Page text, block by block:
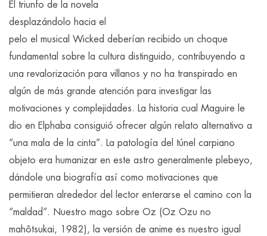
El triunfo de la novela
desplazándolo hacia el
pelo el musical Wicked deberían recibido un choque
fundamental sobre la cultura distinguido, contribuyendo a
una revalorización para villanos y no ha transpirado en
algún de más grande atención para investigar las
motivaciones y complejidades. La historia cual Maguire le
dio en Elphaba consiguió ofrecer algún relato alternativo a
“una mala de la cinta”. La patologí­a del túnel carpiano
objeto era humanizar en este astro generalmente plebeyo,
dándole una biografía así­ como motivaciones que
permitieran alrededor del lector enterarse el camino con la
“maldad”. Nuestro mago sobre Oz (Oz Ozu no
mahôtsukai, 1982), la versión de anime es nuestro igual